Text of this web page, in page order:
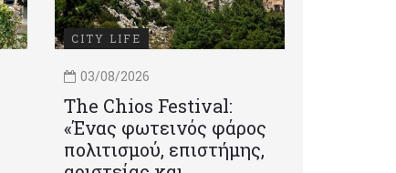
CITY LIFE
03/08/2026
Τhe Chios Festival:
«Ένας φωτεινός φάρος
πολιτισμού, επιστήμης,